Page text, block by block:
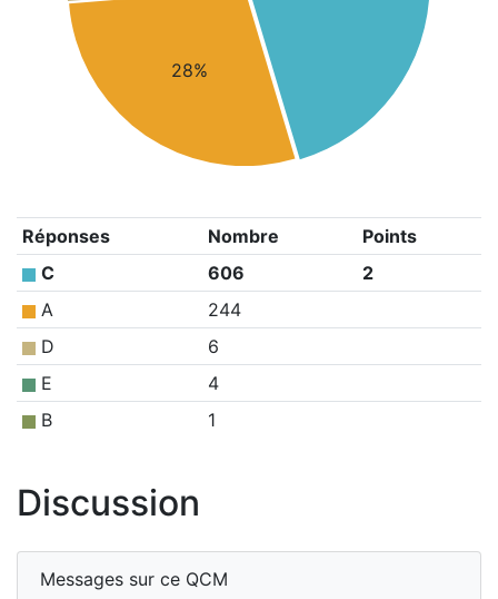
28%
Réponses Nombre
Points
C
606
2
A
244
D
6
E
4
B
1
Discussion
Messages sur ce QCM